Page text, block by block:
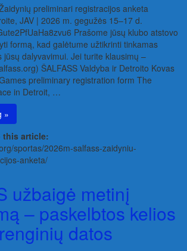
preliminari registracijos anketa
JAV | 2026 m. gegužės 15–17 d.
Prašome jūsų klubo atstovo
formą, kad galėtume užtikrinti tinkamas
jūsų dalyvavimui. Jei turite klausimų –
ŠALFASS Valdyba ir Detroito Kovas
preliminary registration form The
in Detroit, …
»
this article:
sportas/2026m-salfass-zaidyniu-
anketa/
užbaigė metinį
– paskelbtos kelios
datos